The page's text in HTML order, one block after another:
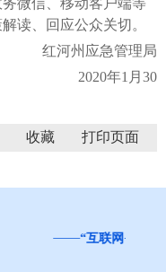
读、回应公众关切。
红河州应急管理局
2020年1月30
收藏